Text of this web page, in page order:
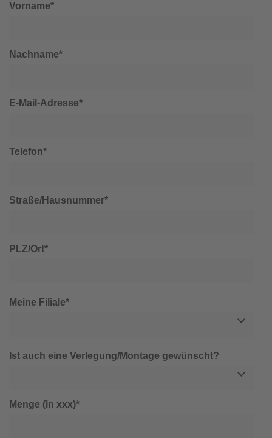
Vorname*
Nachname*
E-Mail-Adresse*
Telefon*
Straße/Hausnummer*
PLZ/Ort*
Meine Filiale*
Ist auch eine Verlegung/Montage gewünscht?
Menge (in xxx)*